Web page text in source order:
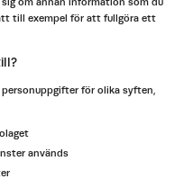
till exempel för att fullgöra ett
personuppgifter för olika syften,
används